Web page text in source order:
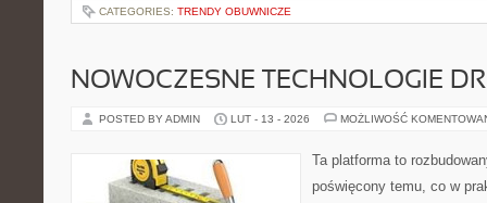
CATEGORIES: TRENDY OBUWNICZE
NOWOCZESNE TECHNOLOGIE
POSTED BY ADMIN LUT - 13 - 2026 MOŻLIWOŚĆ
Ta platforma to
poświęcony temu, co w